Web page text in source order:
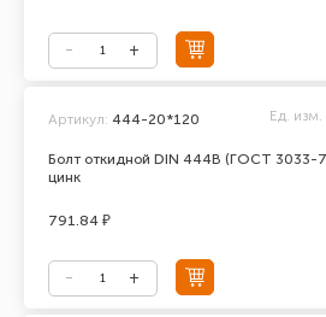
Болт откидной DIN 444В (ГОСТ 3033-
цинк
Артикул: 444-20*120 Ед. изм.
791.84 ₽